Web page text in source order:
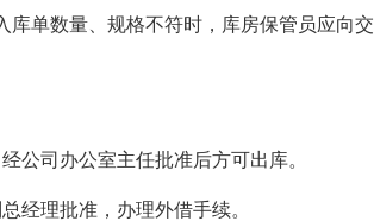
单数量、规格不符时，库房保管员应向交
公司办公室主任批准后方可出库。
经理批准，办理外借手续。